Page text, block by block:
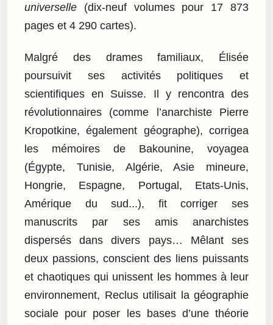
universelle (dix-neuf volumes pour 17 873
pages et 4 290 cartes).
Malgré des drames familiaux, Élisée
poursuivit ses activités politiques et
scientifiques en Suisse. Il y rencontra des
révolutionnaires (comme l’anarchiste Pierre
Kropotkine, également géographe), corrigea
les mémoires de Bakounine, voyagea
(Égypte, Tunisie, Algérie, Asie mineure,
Hongrie, Espagne, Portugal, Etats-Unis,
Amérique du sud...), fit corriger ses
manuscrits par ses amis anarchistes
dispersés dans divers pays… Mêlant ses
deux passions, conscient des liens puissants
et chaotiques qui unissent les hommes à leur
environnement, Reclus utilisait la géographie
sociale pour poser les bases d’une théorie